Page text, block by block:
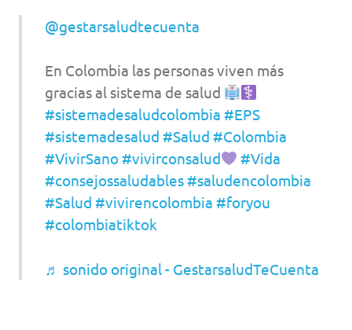
@gestarsaludtecuenta
En Colombia las personas viven más
gracias al sistema de salud
#sistemadesaludcolombia #EPS
#sistemadesalud #Salud #Colombia
#VivirSano #vivirconsalud
#Vida
#consejossaludables #saludencolombia
#Salud #vivirencolombia #foryou
#colombiatiktok
♬ sonido original - GestarsaludTeCuenta